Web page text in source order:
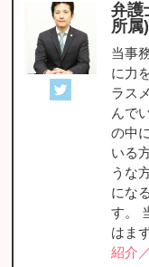
弁護
所属)
当事
に力
ラス
んで
の中
いる
うな
にな
す。
はま
紹介／